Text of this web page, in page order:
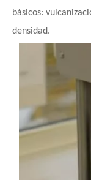
básicos:
densidad.